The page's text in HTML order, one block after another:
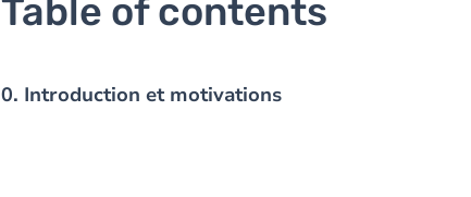
Table of contents
0. Introduction et motivations